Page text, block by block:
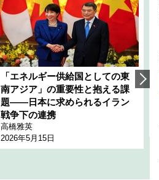
「エネルギー供給国としての東
南アジア」の重要性と抱える課
題――日本に求められるイラン
戦争下の連携
高橋雅英
2026年5月15日